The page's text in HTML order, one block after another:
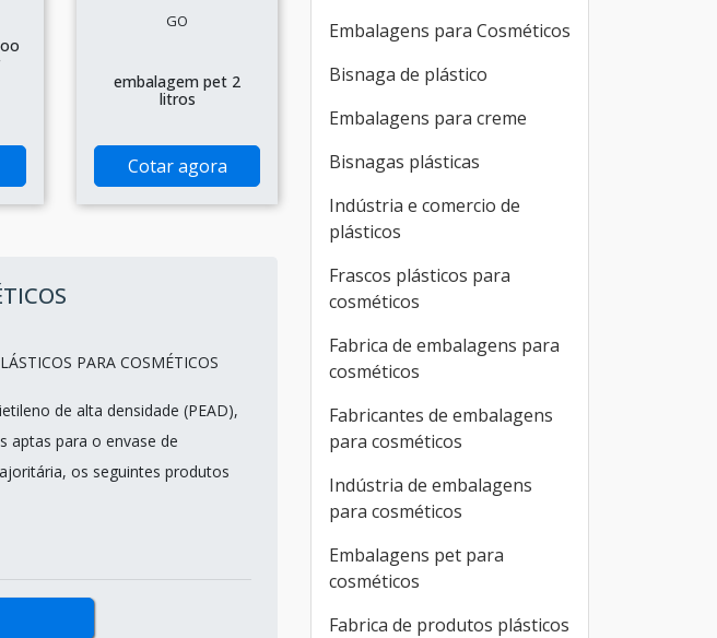
GO
embalagem pet 2
litros
Cotar agora
PARA COSMÉTICOS
de alta densidade (PEAD),
aptas para o envase de
os seguintes produtos
Embalagens para Cosméticos
Bisnaga de plástico
Embalagens para creme
Bisnagas plásticas
Indústria e comercio de
plásticos
Frascos plásticos para
cosméticos
Fabrica de embalagens para
cosméticos
Fabricantes de embalagens
para cosméticos
Indústria de embalagens
para cosméticos
Embalagens pet para
cosméticos
Fabrica de produtos plásticos